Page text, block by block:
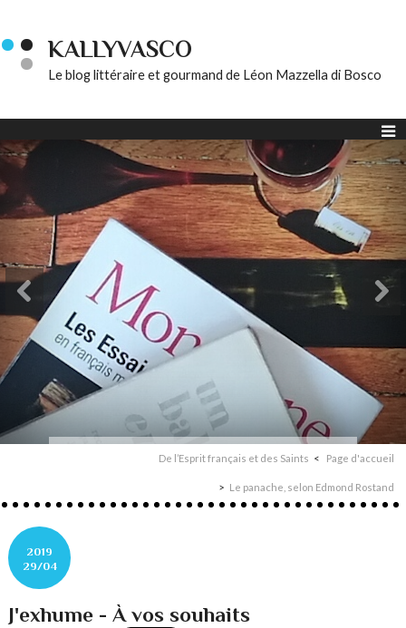
KALLYVASCO
Le blog littéraire et gourmand de Léon Mazzella di Bosco
De l’Esprit français et des Saints Page d'accueil
Le panache, selon Edmond Rostand
2019
29/04
J'exhume - À vos souhaits